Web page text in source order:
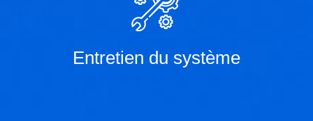
Entretien du système